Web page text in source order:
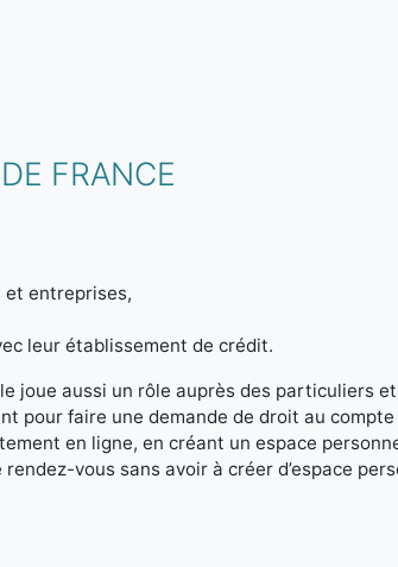
FRANCE
et entreprises,
leur établissement de crédit.
joue aussi un rôle auprès des particuliers
pour faire une demande de droit au
en ligne, en créant un espace
vous sans avoir à créer d’espace